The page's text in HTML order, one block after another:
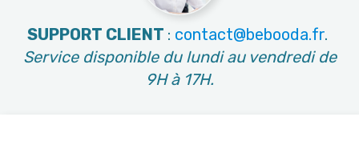
SUPPORT CLIENT : contact@bebooda.fr.
Service disponible du lundi au vendredi de
9H à 17H.